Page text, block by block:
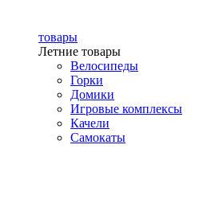
товары
Летние товары
Велосипеды
Горки
Домики
Игровые комплексы
Качели
Самокаты